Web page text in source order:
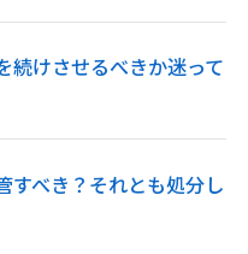
続けさせるべきか迷って
すべき？それとも処分し